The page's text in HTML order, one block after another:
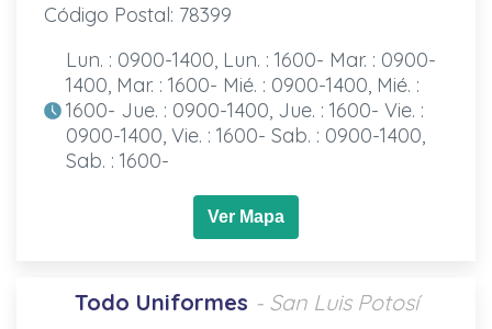
Código Postal: 78399
Lun. : 0900-1400, Lun. : 1600- Mar. : 0900-
1400, Mar. : 1600- Mié. : 0900-1400, Mié. :
1600- Jue. : 0900-1400, Jue. : 1600- Vie. :
0900-1400, Vie. : 1600- Sab. : 0900-1400,
Sab. : 1600-
Ver Mapa
Todo Uniformes - San Luis Potosí